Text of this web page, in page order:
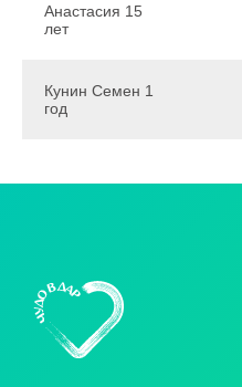
Анастасия 15
лет
Кунин Семен 1
год